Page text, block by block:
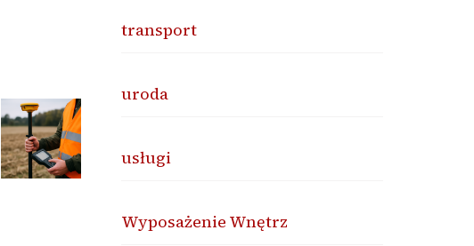
transport
uroda
usługi
Wyposażenie Wnętrz